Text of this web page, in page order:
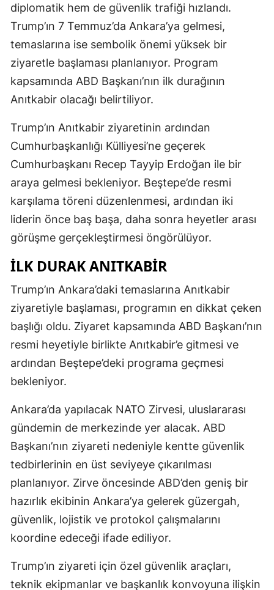
diplomatik hem de güvenlik trafiği hızlandı.
Trump’ın 7 Temmuz’da Ankara’ya gelmesi,
temaslarına ise sembolik önemi yüksek bir
ziyaretle başlaması planlanıyor. Program
kapsamında ABD Başkanı’nın ilk durağının
Anıtkabir olacağı belirtiliyor.
Trump’ın Anıtkabir ziyaretinin ardından
Cumhurbaşkanlığı Külliyesi’ne geçerek
Cumhurbaşkanı Recep Tayyip Erdoğan ile bir
araya gelmesi bekleniyor. Beştepe’de resmi
karşılama töreni düzenlenmesi, ardından iki
liderin önce baş başa, daha sonra heyetler arası
görüşme gerçekleştirmesi öngörülüyor.
İLK DURAK ANITKABIR
Trump’ın Ankara’daki temaslarına Anıtkabir
ziyaretiyle başlaması, programın en dikkat çeken
başlığı oldu. Ziyaret kapsamında ABD Başkanı’nın
resmi heyetiyle birlikte Anıtkabir’e gitmesi ve
ardından Beştepe’deki programa geçmesi
bekleniyor.
Ankara’da yapılacak NATO Zirvesi, uluslararası
gündemin de merkezinde yer alacak. ABD
Başkanı’nın ziyareti nedeniyle kentte güvenlik
tedbirlerinin en üst seviyeye çıkarılması
planlanıyor. Zirve öncesinde ABD’den geniş bir
hazırlık ekibinin Ankara’ya gelerek güzergah,
güvenlik, lojistik ve protokol çalışmalarını
koordine edeceği ifade ediliyor.
Trump’ın ziyareti için özel güvenlik araçları,
teknik ekipmanlar ve başkanlık konvoyuna ilişkin